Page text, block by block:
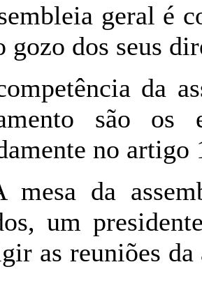
geral é
gozo dos seus
da
são os
no artigo
mesa da
um
as reuniões da